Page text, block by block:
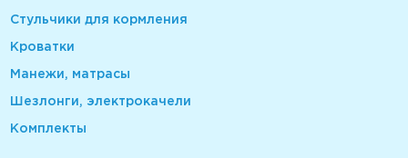
Стульчики для кормления
Кроватки
Манежи, матрасы
Шезлонги, электрокачели
Комплекты